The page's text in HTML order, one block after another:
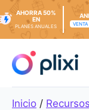
contenido
AHORRA 50%
EN
PLANES ANUALES VENTA
Inicio / Recursos